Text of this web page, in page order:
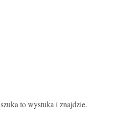
to wystuka i znajdzie.